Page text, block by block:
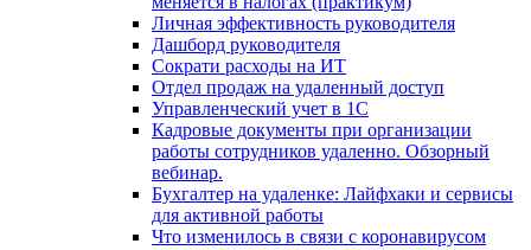
Личная эффективность руководителя
Дашборд руководителя
Сократи расходы на ИТ
Отдел продаж на удаленный доступ
Управленческий учет в 1С
Кадровые документы при организации
работы сотрудников удаленно. Обзорный
вебинар.
Бухгалтер на удаленке: Лайфхаки и сервисы
для активной работы
Что изменилось в связи с коронавирусом